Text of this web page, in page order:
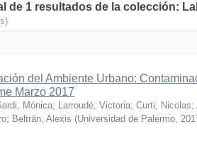
de 1 resultados de la colección:
del Ambiente Urbano:
Marzo 2017
Mónica; Larroudé, Victoria; Curti, Nicolas;
; Beltrán, Alexis (Universidad de Palermo,